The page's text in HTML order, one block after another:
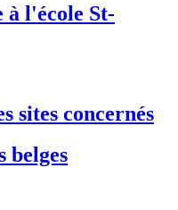
à l'école St-
sites concernés
belges